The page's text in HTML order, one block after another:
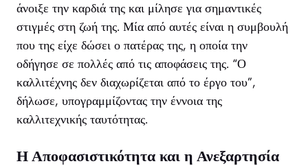
άνοιξε την καρδιά της και μίλησε για σημαντικές
στιγμές στη ζωή της. Μία από αυτές είναι η συμβουλή
που της είχε δώσει ο πατέρας της, η οποία την
οδήγησε σε πολλές από τις αποφάσεις της. “Ο
καλλιτέχνης δεν διαχωρίζεται από το έργο του”,
δήλωσε, υπογραμμίζοντας την έννοια της
καλλιτεχνικής ταυτότητας.
Η Αποφασιστικότητα και η Ανεξαρτησία